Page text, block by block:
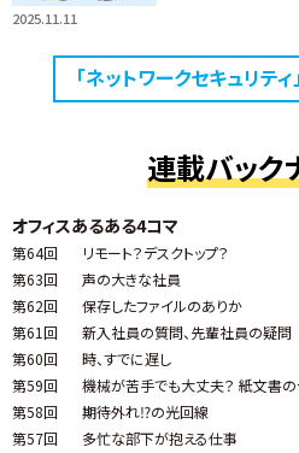
2025.11.11
「ネットワークセキュリテ
連載バック
オフィスあるある4コマ
第64回 リモート？デスクトップ？
第63回
声の大きな社員
第62回
保存したファイルのありか
第61回
新入社員の質問、先輩社員の疑問
第60回
時、すでに遅し
第59回
機械が苦手でも大丈夫？ 紙文書の
第58回
期待外れ⁉の光回線
第57回
多忙な部下が抱える仕事